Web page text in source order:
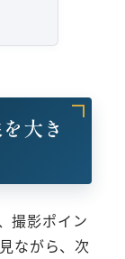
大き
撮影ポイン
ながら、次